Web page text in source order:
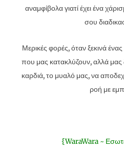
αναμφίβολα γιατί έχει ένα
σου
Μερικές φορές, όταν ξεκινά
που μας κατακλύζουν, αλλά μας
καρδιά, το μυαλό μας, να
ροή με
{WaraWara ~